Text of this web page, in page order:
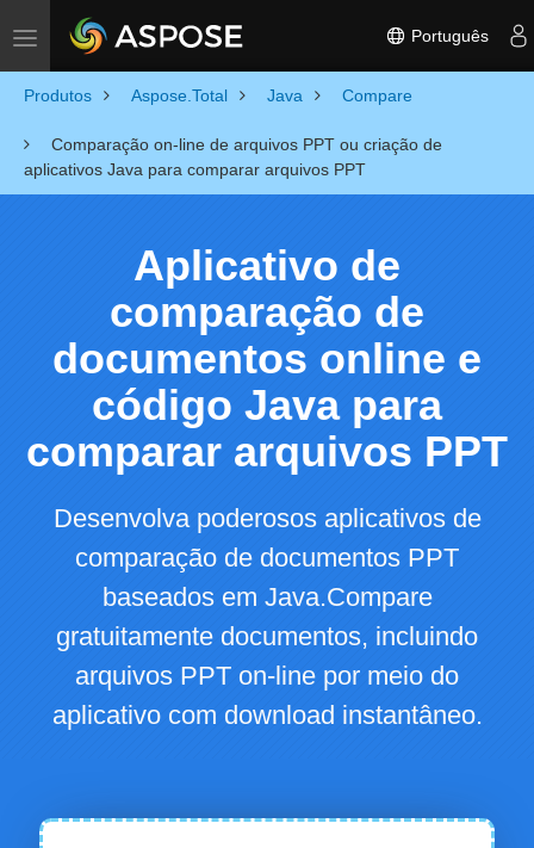
Toggle navigation Português
Produtos Aspose.Total Java Compare
Comparação on-line de arquivos PPT ou criação de
aplicativos Java para comparar arquivos PPT
Aplicativo de
comparação de
documentos online e
código Java para
comparar arquivos PPT
Desenvolva poderosos aplicativos de
comparação de documentos PPT
baseados em Java.Compare
gratuitamente documentos, incluindo
arquivos PPT on-line por meio do
aplicativo com download instantâneo.